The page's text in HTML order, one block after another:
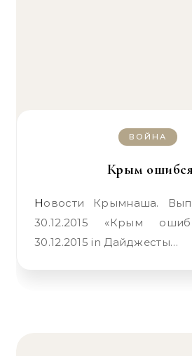
ВОЙНА
Крым ошибся
Новости Крымнаша. Выпуск #413 за
30.12.2015 «Крым
30.12.2015 in Дайджесты…